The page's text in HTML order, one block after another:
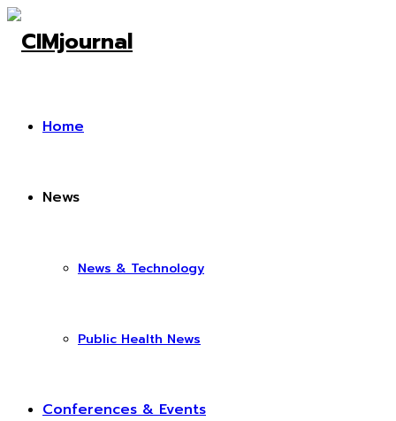
Home
News
News & Technology
Public Health News
Conferences & Events